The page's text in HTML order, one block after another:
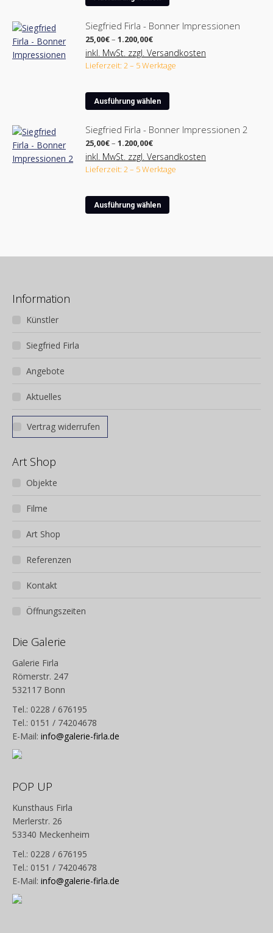
der
gewählt
werden
Produkt
weist
mehrere
Varianten
auf.
der
gewählt
werden
Siegfried Firla - Bonner Impressionen
25,00€– 1.200,00€Preisspanne:
25,00€
bis
1.200,00€
inkl. MwSt. zzgl. Versandkosten
Lieferzeit: 2 – 5 Werktage
Ausführung wählen
Dieses
Produkt
weist
mehrere
Varianten
auf.
gewählt
Siegfried Firla - Bonner Impressionen 2
25,00€– 1.200,00€Preisspanne:
25,00€
bis
1.200,00€
inkl. MwSt. zzgl. Versandkosten
Lieferzeit: 2 – 5 Werktage
Ausführung wählen
Dieses
Produkt
Varianten
Information
Künstler
Siegfried Firla
Angebote
Aktuelles
Vertrag widerrufen
Art Shop
Objekte
Filme
Art Shop
Referenzen
Kontakt
Öffnungszeiten
Die Galerie
Galerie Firla
Römerstr. 247
532117 Bonn
Tel.: 0228 / 676195
Tel.: 0151 / 74204678
E-Mail: info@galerie-firla.de
POP UP
Kunsthaus Firla
Merlerstr. 26
53340 Meckenheim
Tel.: 0228 / 676195
Tel.: 0151 / 74204678
E-Mail: info@galerie-firla.de